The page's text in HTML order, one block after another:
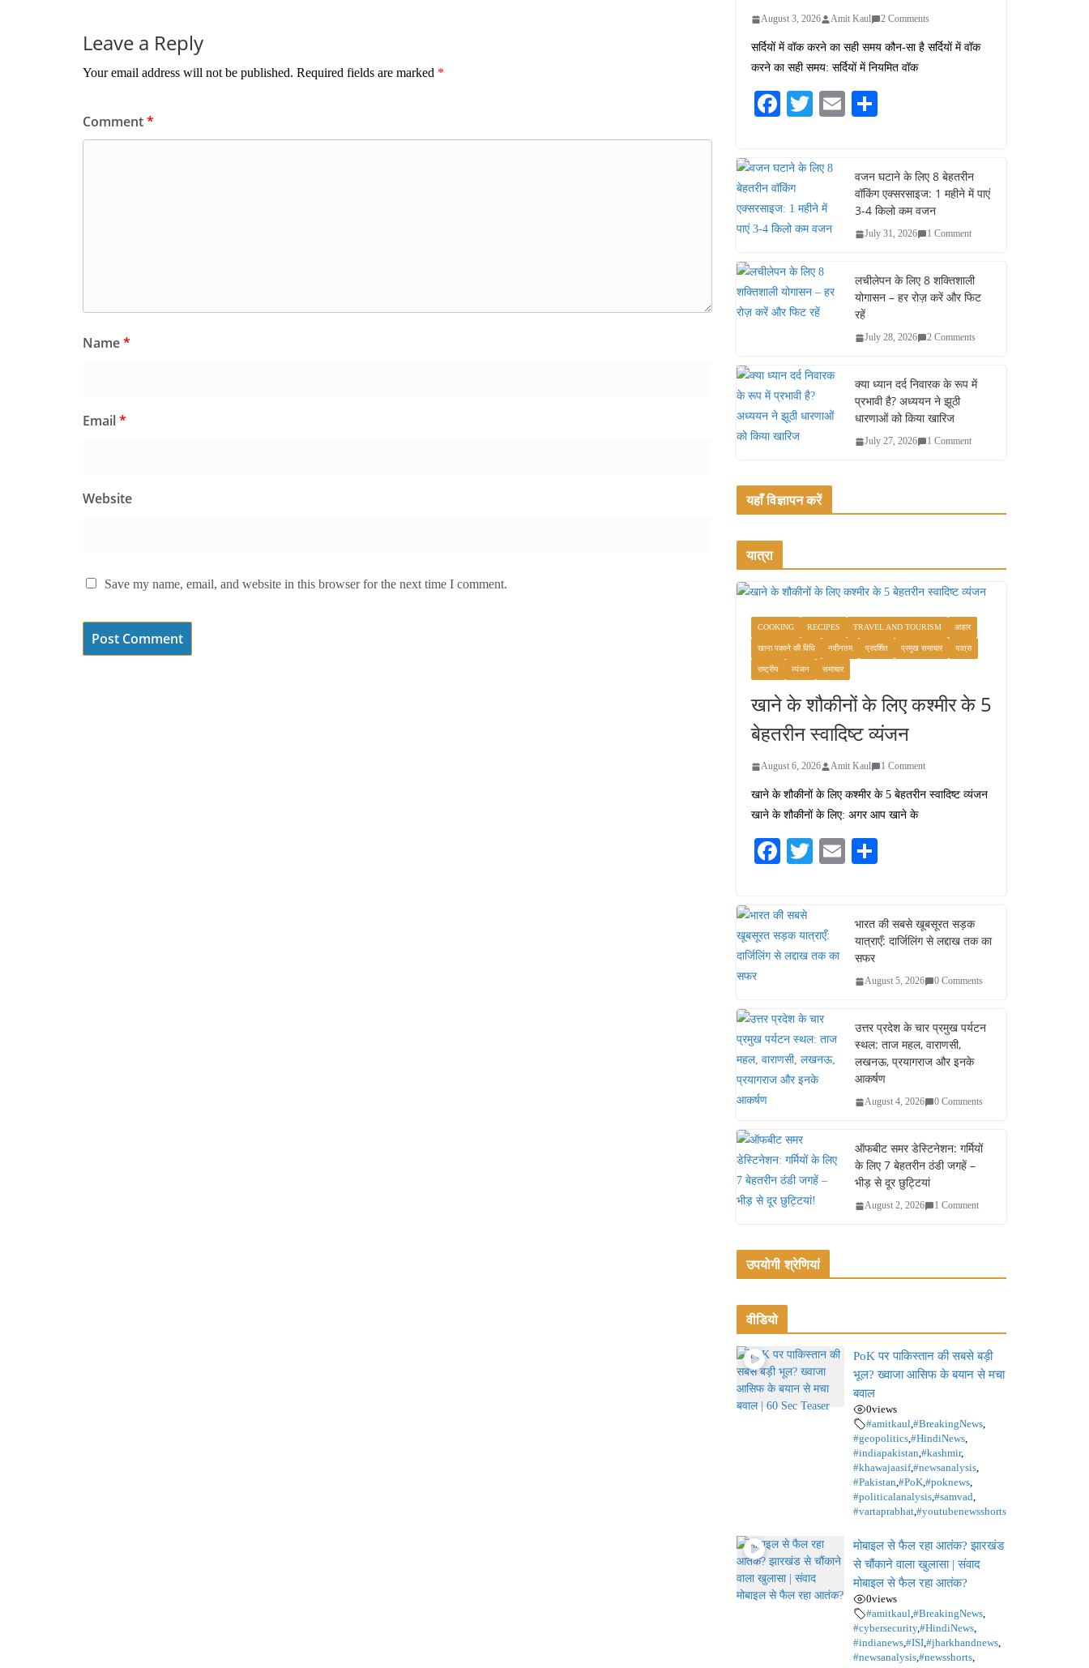
Leave a Reply
Your email address will not be published. Required fields are marked *
Comment*
Name*
Email*
Website
Save my name, email, and website in this browser for the next time I comment.
16 ज़रूरी कीबोर्ड शॉर्टकट्स
जो आपकी उत्पादकता को
दोगुना कर देंगे
August 3, 2026 Amit Kaul 2 Comments
सर्दियों में वॉक करने का सही समय कौन-सा है सर्दियों में वॉक
करने का सही समय: सर्दियों में नियमित वॉक
Fa
bo
ok
T
tte
r
E
वजन घटाने के लिए 8 बेहतरीन
वॉकिंग एक्सरसाइज: 1 महीने में पाएं
3-4 किलो कम वजन
July 31, 2026 1 Comment
लचीलेपन के लिए 8 शक्तिशाली
योगासन – हर रोज़ करें और फिट
रहें
July 28, 2026 2 Comments
क्या ध्यान दर्द निवारक के रूप में
प्रभावी है? अध्ययन ने झूठी
धारणाओं को किया खारिज
July 27, 2026 1 Comment
यहाँ विज्ञापन करें
यात्रा
COOKING RECIPES TRAVEL AND TOURISM आहार
खाना पकाने की विधि नवीनतम प्रदर्शित प्रमुख समाचार यात्रा
राष्ट्रीय व्यंजन समाचार
खाने के शौकीनों के लिए कश्मीर के 5
बेहतरीन स्वादिष्ट व्यंजन
August 6, 2026 Amit Kaul 1 Comment
खाने के शौकीनों के लिए कश्मीर के 5 बेहतरीन स्वादिष्ट व्यंजन
खाने के शौकीनों के लिए: अगर आप खाने के
Fa
bo
ok
T
r
E
भारत की सबसे खूबसूरत सड़क
यात्राएँ: दार्जिलिंग से लद्दाख तक का
सफर
August 5, 2026 0 Comments
उत्तर प्रदेश के चार प्रमुख पर्यटन
स्थल: ताज महल, वाराणसी,
लखनऊ, प्रयागराज और इनके
आकर्षण
August 4, 2026 0 Comments
ऑफबीट समर डेस्टिनेशन: गर्मियों
के लिए 7 बेहतरीन ठंडी जगहें –
भीड़ से दूर छुट्टियां
August 2, 2026 1 Comment
उपयोगी श्रेणियां
वीडियो
PoK पर पाकिस्तान की सबसे बड़ी
भूल? ख्वाजा आसिफ के बयान से मचा
बवाल
0views
#amitkaul,#BreakingNews,
#geopolitics,#HindiNews,
#indiapakistan,#kashmir,
#khawajaasif,#newsanalysis,
#Pakistan,#PoK,#poknews,
#politicalanalysis,#samvad,
#vartaprabhat,#youtubenewsshorts
मोबाइल से फैल रहा आतंक? झारखंड
से चौंकाने वाला खुलासा | संवाद
मोबाइल से फैल रहा आतंक?
0views
#amitkaul,#BreakingNews,
#cybersecurity,#HindiNews,
#indianews,#ISI,#jharkhandnews,
#newsanalysis,#newsshorts,